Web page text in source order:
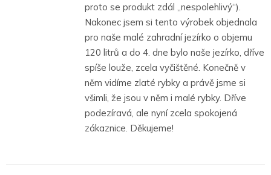
proto se produkt zdál „nespolehlivý“).
Nakonec jsem si tento výrobek objednala
pro naše malé zahradní jezírko o objemu
120 litrů a do 4. dne bylo naše jezírko, dříve
spíše louže, zcela vyčištěné. Konečně v
něm vidíme zlaté rybky a právě jsme si
všimli, že jsou v něm i malé rybky. Dříve
podezíravá, ale nyní zcela spokojená
zákaznice. Děkujeme!